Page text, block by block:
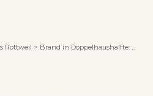
Rottweil > Brand in Doppelhaushälfte: Mehrere Wohnungen unbewohnbar